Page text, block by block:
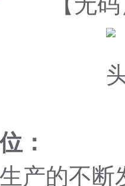
：
产的不